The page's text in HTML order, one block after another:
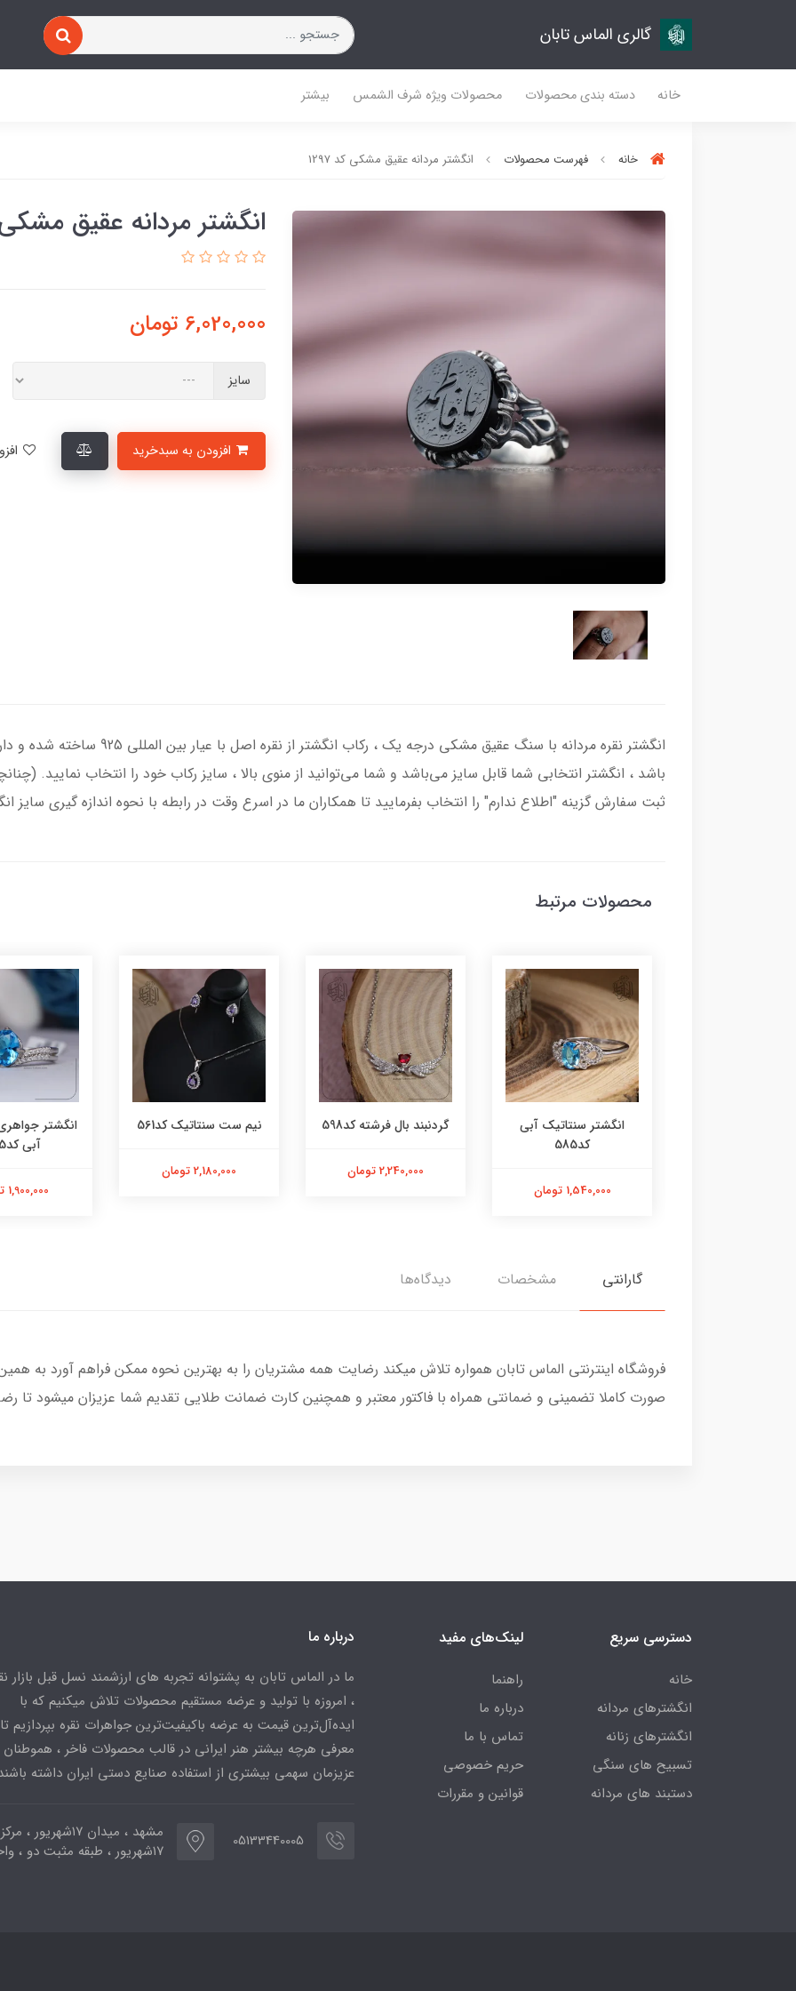
گالری الماس تابان
خانه دسته بندی محصولات محصولات ویژه شرف الشمس بیشتر
خانه فهرست محصولات انگشتر مردانه عقیق مشکی کد 1297
انگشتر مردانه عقیق مشکی کد
6,020,000 تومان
سایز
انگشتر نقره مردانه با سنگ عقیق مشکی
باشد ، انگشتر انتخابی شما قابل سایز می‌باشد و شما می‌توانید از منوی بالا ، سایز رکاب خود را انتخاب نمایید.
ثبت سفارش گزینه "اطلاع ندارم" را انتخاب بفرمایید تا همکاران ما در اسرع وقت در رابطه با نحوه اندازه گیری سایز
محصولات مرتبط
انگشتر سنتاتیک آبی
کد585
1,540,000 تومان
گردنبند بال فرشته کد598
2,240,000 تومان
نیم ست سنتاتیک کد561
2,180,000 تومان
انگشتر
آبی کد565
1,900,000 تومان
گارانتی مشخصات دیدگاه‌ها
فروشگاه اینترنتی الماس تابان همواره تلاش میکند رضایت همه مشتریان را به بهترین نحوه ممکن فراهم آورد به
صورت کاملا تضمینی و ضمانتی همراه با فاکتور معتبر و همچنین کارت ضمانت طلایی تقدیم شما عزیزان میشود تا
دسترسی سریع
خانه
انگشترهای مردانه
انگشترهای زنانه
تسبیح های سنگی
دستبند های مردانه
لینک‌های مفید
راهنما
درباره ما
تماس با ما
حریم خصوصی
قوانین و مقررات
درباره ما
ما در الماس تابان به پشتوانه تجربه های ارزشمند نسل قبل بازار
، امروزه با تولید و عرضه مستقیم محصولات تلاش میکنیم که با
ایده‌آل‌ترین قیمت به عرضه باکیفیت‌ترین جواهرات نقره بپردازیم تا
معرفی هرچه بیشتر هنر ایرانی در قالب محصولات فاخر ، هموطنان
عزیزمان سهمی بیشتری از استفاده صنایع دستی ایران داشته
05133440005
مشهد ، میدان ۱۷شهریور
۱۷شهریور ، طبقه مثبت دو ، واحد ۷۷۳